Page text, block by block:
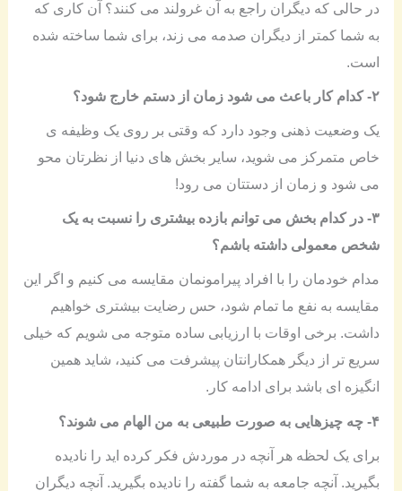
در حالی که دیگران راجع به آن غرولند می کنند؟ آن کاری که
به شما کمتر از دیگران صدمه می زند، برای شما ساخته شده
است.
۲- کدام کار باعث می شود زمان از دستم خارج شود؟
یک وضعیت ذهنی وجود دارد که وقتی بر روی یک وظیفه ی
خاص متمرکز می شوید، سایر بخش های دنیا از نظرتان محو
می شود و زمان از دستتان می رود!
۳- در کدام بخش می توانم بازده بیشتری را نسبت به یک
شخص معمولی داشته باشم؟
مدام خودمان را با افراد پیرامونمان مقایسه می کنیم و اگر این
مقایسه به نفع ما تمام شود، حس رضایت بیشتری خواهیم
داشت. برخی اوقات با ارزیابی ساده متوجه می شویم که خیلی
سریع تر از دیگر همکارانتان پیشرفت می کنید، شاید همین
انگیزه ای باشد برای ادامه کار.
۴- چه چیزهایی به صورت طبیعی به من الهام می شوند؟
برای یک لحظه هر آنچه در موردش فکر کرده اید را نادیده
بگیرید. آنچه جامعه به شما گفته را نادیده بگیرید. آنچه دیگران